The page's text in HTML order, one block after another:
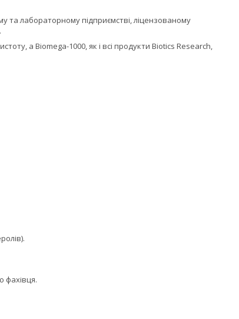
лабораторному підприємстві, ліцензованому
а Biomega-1000, як і всі продукти Biotics Research,
фахівця.